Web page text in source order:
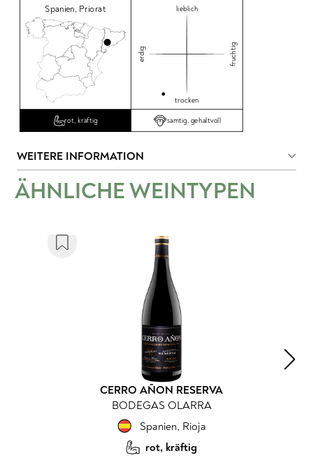
Spanien, Priorat lieblich
erdig fruchtig
trocken
rot, kräftig samtig, gehaltvoll
WEITERE INFORMATION
ÄHNLICHE WEINTYPEN
CERRO AÑON RESERVA
BODEGAS OLARRA
Spanien, Rioja
rot, kräftig